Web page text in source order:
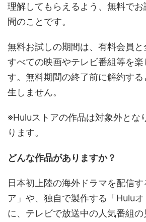
理解してもらえるよう、無料で
間のことです。
無料お試しの期間は、有料会員と
すべての映画やテレビ番組等を楽
す。無料期間の終了前に解約す
生しません。
※Huluストアの作品は対象外とな
ります。
どんな作品がありますか？
日本初上陸の海外ドラマを配信す
ア」や、独自で製作する「Hulu
に、テレビで放送中の人気番組